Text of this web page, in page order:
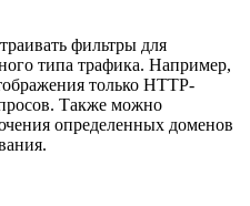
фильтры для
типа трафика. Например,
только HTTP-
Также можно
определенных доменов